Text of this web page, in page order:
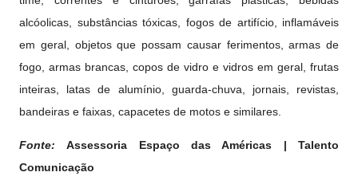
alcóolicas, substâncias tóxicas, fogos de artifício, inflamáveis
em geral, objetos que possam causar ferimentos, armas de
fogo, armas brancas, copos de vidro e vidros em geral, frutas
inteiras, latas de alumínio, guarda-chuva, jornais, revistas,
bandeiras e faixas, capacetes de motos e similares.
Fonte:Assessoria Espaço das Américas | Talento
Comunicação